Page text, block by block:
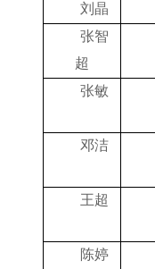
刘晶
张智
超
张敏
邓洁
王超
陈婷